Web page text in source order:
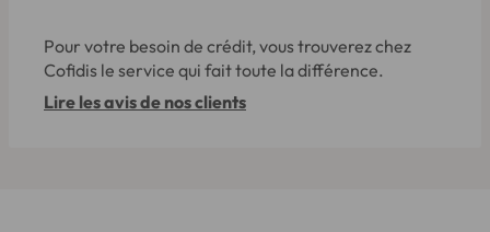
Pour votre besoin de crédit, vous trouverez chez
Cofidis le service qui fait toute la différence.
Lire les avis de nos clients